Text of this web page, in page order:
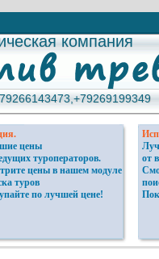
компания
компания
цены
туроператоров.
цены в нашем модуле
туров
по лучшей цене!
от